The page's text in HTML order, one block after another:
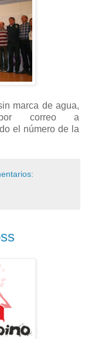
marca de agua,
correo a
el número de la